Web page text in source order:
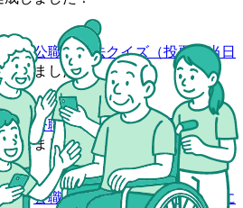
が「公職選挙法クイズ（投票日当日
成しました！
が「公職選挙法クイズ（選挙期間
しました！
が「公職選挙法クイズ（基礎編）に